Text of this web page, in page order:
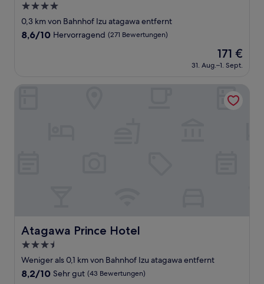
4.0-
Sterne-
Unterkunft
0,3 km von Bahnhof Izu atagawa entfernt
8.6
Bewertungen)
8,6/10 Hervorragend (271 Bewertungen)
Der
Preis
beträgt
171 €
31. Aug.–1. Sept.
Atagawa Prince Hotel
Atagawa Prince Hotel
3.5-
Sterne-
Unterkunft
Weniger als 0,1 km von Bahnhof Izu atagawa entfernt
8.2
8,2/10 Sehr gut (43 Bewertungen)